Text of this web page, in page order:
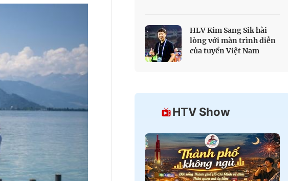
HLV Kim Sang Sik hài
lòng với màn trình diễn
của tuyển Việt Nam
HTV Show